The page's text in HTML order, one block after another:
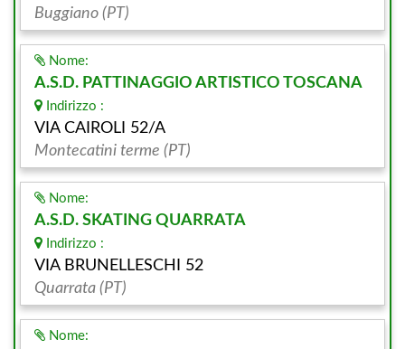
Buggiano (PT)
Nome:
A.S.D. PATTINAGGIO ARTISTICO TOSCANA
Indirizzo :
VIA CAIROLI 52/A
Montecatini terme (PT)
Nome:
A.S.D. SKATING QUARRATA
Indirizzo :
VIA BRUNELLESCHI 52
Quarrata (PT)
Nome: